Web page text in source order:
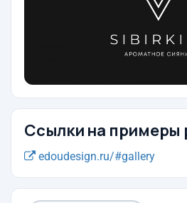
Ссылки на примеры
edoudesign.ru/#gallery